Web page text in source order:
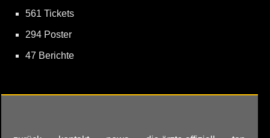
561 Tickets
294 Poster
47 Berichte